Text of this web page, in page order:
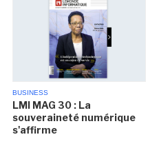
BUSINESS
LMI MAG 30 : La
souveraineté numérique
s'affirme